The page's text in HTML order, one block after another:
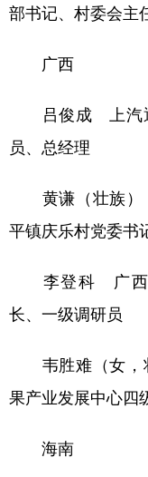
部书记、村委会主
广西
吕俊成 上汽通
员、总经理
黄谦（壮族）
平镇庆乐村党委书
李登科 广西壮
长、一级调研员
韦胜难（女，
果产业发展中心四
海南